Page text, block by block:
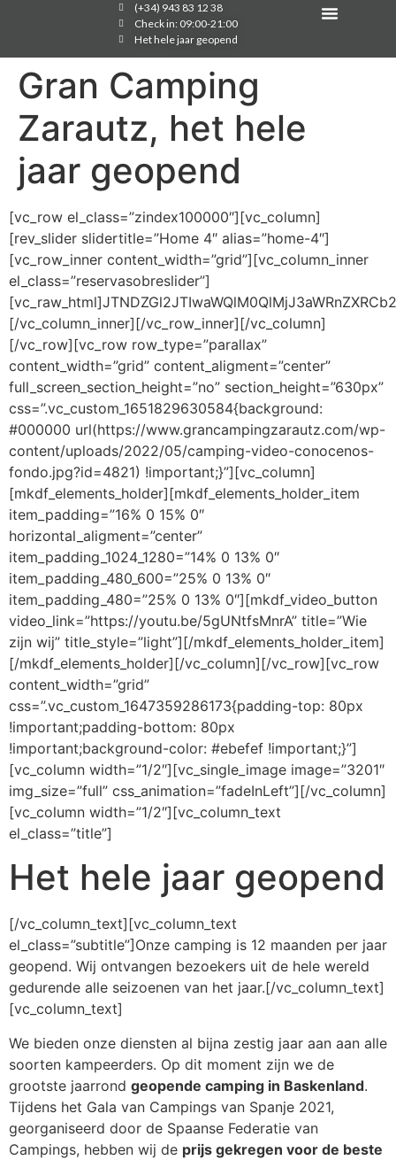
(+34) 943 83 12 38
Check in: 09:00-21:00
Het hele jaar geopend
Gran Camping
Zarautz, het hele
jaar geopend
[vc_row el_class=”zindex100000″][vc_column]
[rev_slider slidertitle=”Home 4″ alias=”home-4″]
[vc_row_inner content_width=”grid”][vc_column_inner
el_class=”reservasobreslider”]
[/vc_column_inner][/vc_row_inner][/vc_column]
[/vc_row][vc_row row_type=”parallax”
content_width=”grid” content_aligment=”center”
full_screen_section_height=”no” section_height=”630px”
css=”.vc_custom_1651829630584{background:
#000000 url(https://www.grancampingzarautz.com/wp-
content/uploads/2022/05/camping-video-conocenos-
fondo.jpg?id=4821) !important;}”][vc_column]
[mkdf_elements_holder][mkdf_elements_holder_item
item_padding=”16% 0 15% 0″
horizontal_aligment=”center”
item_padding_1024_1280=”14% 0 13% 0″
item_padding_480_600=”25% 0 13% 0″
item_padding_480=”25% 0 13% 0″][mkdf_video_button
video_link=”https://youtu.be/5gUNtfsMnrA” title=”Wie
zijn wij” title_style=”light”][/mkdf_elements_holder_item]
[/mkdf_elements_holder][/vc_column][/vc_row][vc_row
content_width=”grid”
css=”.vc_custom_1647359286173{padding-top: 80px
!important;padding-bottom: 80px
!important;background-color: #ebefef !important;}”]
[vc_column width=”1/2″][vc_single_image image=”3201″
img_size=”full” css_animation=”fadeInLeft”][/vc_column]
[vc_column width=”1/2″][vc_column_text
el_class=”title”]
Het hele jaar geopend
[/vc_column_text][vc_column_text
el_class=”subtitle”]Onze camping is 12 maanden per jaar
geopend. Wij ontvangen bezoekers uit de hele wereld
gedurende alle seizoenen van het jaar.[/vc_column_text]
[vc_column_text]
We bieden onze diensten al bijna zestig jaar aan aan alle
soorten kampeerders. Op dit moment zijn we de
grootste jaarrond geopende camping in Baskenland.
Tijdens het Gala van Campings van Spanje 2021,
georganiseerd door de Spaanse Federatie van
Campings, hebben wij de prijs gekregen voor de beste